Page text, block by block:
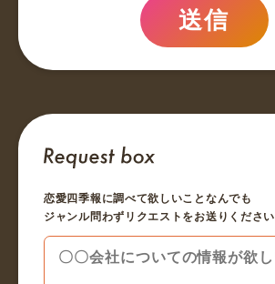
送信
恋愛四季報に調べて欲しいことなんでも
ジャンル問わずリクエストをお送りください